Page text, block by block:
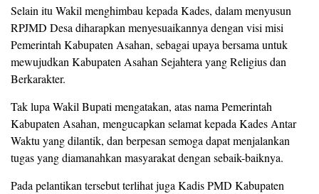
Selain itu Wakil menghimbau kepada Kades, dalam menyusun
RPJMD Desa diharapkan menyesuaikannya dengan visi misi
Pemerintah Kabupaten Asahan, sebagai upaya bersama untuk
mewujudkan Kabupaten Asahan Sejahtera yang Religius dan
Berkarakter.
Tak lupa Wakil Bupati mengatakan, atas nama Pemerintah
Kabupaten Asahan, mengucapkan selamat kepada Kades Antar
Waktu yang dilantik, dan berpesan semoga dapat menjalankan
tugas yang diamanahkan masyarakat dengan sebaik-baiknya.
Pada pelantikan tersebut terlihat juga Kadis PMD Kabupaten